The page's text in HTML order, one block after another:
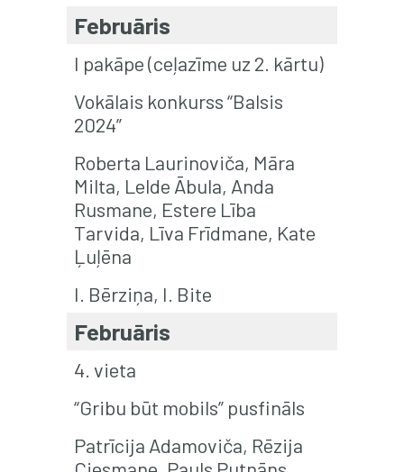
Februāris
I pakāpe (ceļazīme uz 2. kārtu)
Vokālais konkurss “Balsis
2024”
Roberta Laurinoviča, Māra
Milta, Lelde Ābula, Anda
Rusmane, Estere Lība
Tarvida, Līva Frīdmane, Kate
Ļuļēna
I. Bērziņa, I. Bite
Februāris
4. vieta
“Gribu būt mobils” pusfināls
Patrīcija Adamoviča, Rēzija